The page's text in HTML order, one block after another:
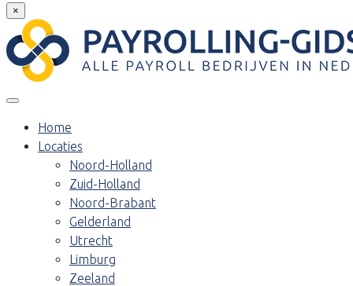
×
Home
Locaties
Noord-Holland
Zuid-Holland
Noord-Brabant
Gelderland
Utrecht
Limburg
Zeeland